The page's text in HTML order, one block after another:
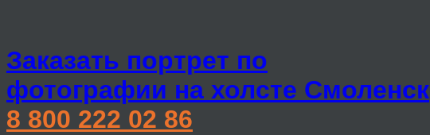
Заказать портрет по
фотографии на холсте Смоленск
8 800 222 02 86